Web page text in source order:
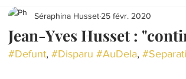
EXPERIENCES MYSTIQUES
Jean-Yves Husset :
Séraphina Husset 25 févr. 2020
#Defunt, #Disparu #AuDela,